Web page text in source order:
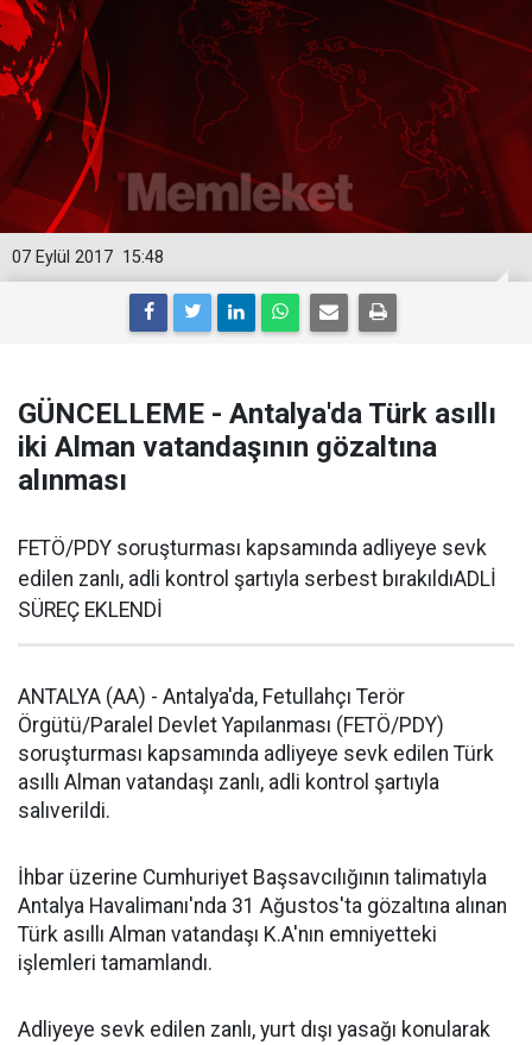
15:48
07 Eylül 2017
GÜNCELLEME - Antalya'da Türk asıllı
iki Alman vatandaşının gözaltına
alınması
FETÖ/PDY soruşturması kapsamında adliyeye sevk
edilen zanlı, adli kontrol şartıyla serbest bırakıldıADLİ
SÜREÇ EKLENDİ
ANTALYA (AA) - Antalya'da, Fetullahçı Terör
Örgütü/Paralel Devlet Yapılanması (FETÖ/PDY)
soruşturması kapsamında adliyeye sevk edilen Türk
asıllı Alman vatandaşı zanlı, adli kontrol şartıyla
salıverildi.
İhbar üzerine Cumhuriyet Başsavcılığının talimatıyla
Antalya Havalimanı'nda 31 Ağustos'ta gözaltına alınan
Türk asıllı Alman vatandaşı K.A'nın emniyetteki
işlemleri tamamlandı.
Adliyeye sevk edilen zanlı, yurt dışı yasağı konularak